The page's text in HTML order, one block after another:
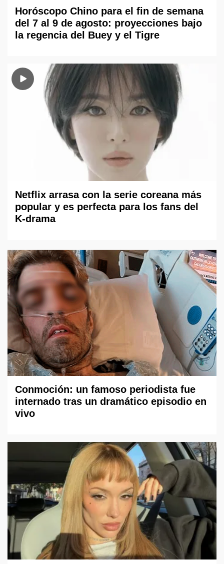
Horóscopo Chino para el fin de semana
del 7 al 9 de agosto: proyecciones bajo
la regencia del Buey y el Tigre
Netflix arrasa con la serie coreana más
popular y es perfecta para los fans del
K-drama
Conmoción: un famoso periodista fue
internado tras un dramático episodio en
vivo